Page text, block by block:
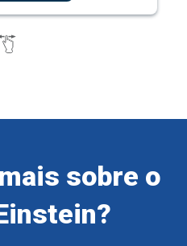
sobre o